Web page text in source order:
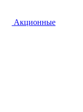
Акционные